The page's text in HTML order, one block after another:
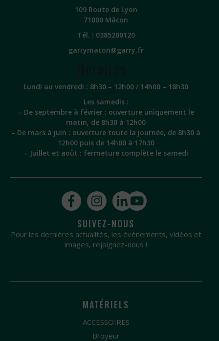
109 Route de Lyon
71000 Mâcon
Tél. : 0385200120
garrymacon@garry.fr
Lundi au vendredi : 8h30 – 12h00 / 14h00 – 18h30
Les samedis :
– De septembre à février : ouverture uniquement le
matin, de 8h30 à 12h00
– De mars à juin : ouverture toute la journée, de 8h30 à
12h00 puis de 14h00 à 17h30
– Juillet et août : fermeture complète le samedi
SUIVEZ-NOUS
Pour les dernières actualités, les évènements, vidéos et
images, rejoignez-nous !
MATÉRIELS
ACCESSOIRES
Broyeur